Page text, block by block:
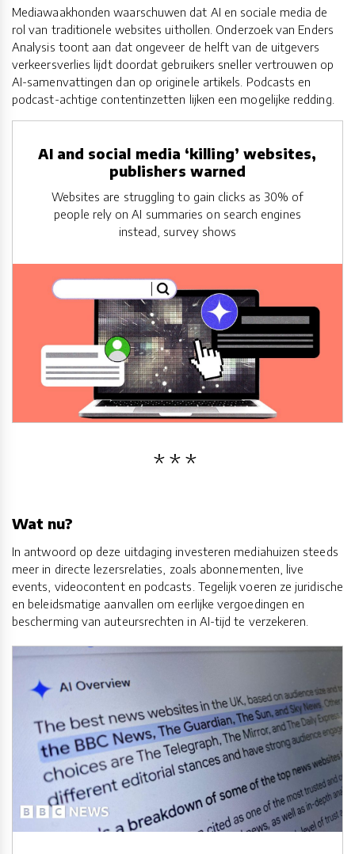
Mediawaakhonden waarschuwen dat AI en sociale media de
rol van traditionele websites uithollen. Onderzoek van Enders
Analysis toont aan dat ongeveer de helft van de uitgevers
verkeersverlies lijdt doordat gebruikers sneller vertrouwen op
AI-samenvattingen dan op originele artikels. Podcasts en
podcast-achtige contentinzetten lijken een mogelijke redding.
AI and social media ‘killing’ websites,
publishers warned
Websites are struggling to gain clicks as 30% of
people rely on AI summaries on search engines
instead, survey shows
Wat nu?
In antwoord op deze uitdaging investeren mediahuizen steeds
meer in directe lezersrelaties, zoals abonnementen, live
events, videocontent en podcasts. Tegelijk voeren ze juridische
en beleidsmatige aanvallen om eerlijke vergoedingen en
bescherming van auteursrechten in AI-tijd te verzekeren.